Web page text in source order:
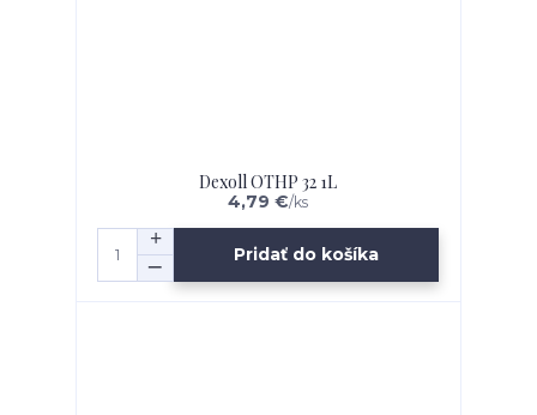
Dexoll OTHP 32 1L
4,79 €/ks
Pridať do košíka